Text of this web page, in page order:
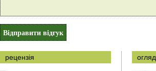
рецензія огляд